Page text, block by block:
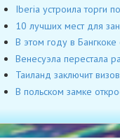
Iberia устроила торги
10 лучших мест для
В этом году в
Венесуэла перестала
Таиланд заключит
В польском замке